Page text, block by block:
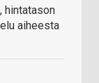
hintatason
aiheesta